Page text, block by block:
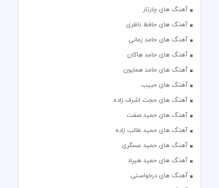
آهنگ های چارتار
آهنگ های حافظ ناظری
آهنگ های حامد زمانی
آهنگ های حامد هاکان
آهنگ های حامد همایون
آهنگ های حبیب
آهنگ های حجت اشرف زاده
آهنگ های حمید صفت
آهنگ های حمید طالب زاده
آهنگ های حمید عسگری
آهنگ های حمید هیراد
آهنگ های درخواستی